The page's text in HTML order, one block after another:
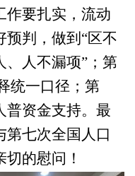
作要扎实，流动
预判，做到“区不
、人不漏项”；第
统一口径；第
普资金支持。最
第七次全国人口
的慰问！